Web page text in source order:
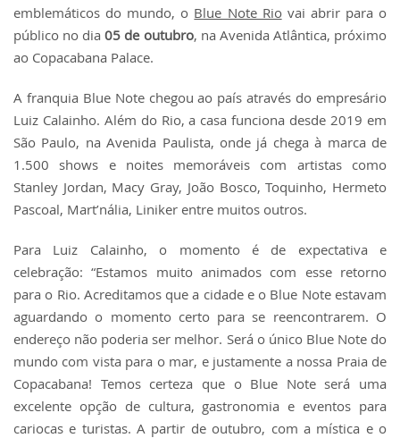
emblemáticos do mundo, o Blue Note Riovai abrir para o
público no dia05 de outubro, na Avenida Atlântica, próximo
ao Copacabana Palace.
A franquia Blue Note chegou ao país através do empresário
Luiz Calainho. Além do Rio, a casa funciona desde 2019 em
São Paulo, na Avenida Paulista, onde já chega à marca de
1.500 shows e noites memoráveis com artistas como
Stanley Jordan, Macy Gray, João Bosco, Toquinho, Hermeto
Pascoal, Mart’nália, Liniker entre muitos outros.
Para Luiz Calainho, o momento é de expectativa e
celebração: “Estamos muito animados com esse retorno
para o Rio. Acreditamos que a cidade e o Blue Note estavam
aguardando o momento certo para se reencontrarem. O
endereço não poderia ser melhor. Será o único Blue Note do
mundo com vista para o mar, e justamente a nossa Praia de
Copacabana! Temos certeza que o Blue Note será uma
excelente opção de cultura, gastronomia e eventos para
cariocas e turistas. A partir de outubro, com a mística e o